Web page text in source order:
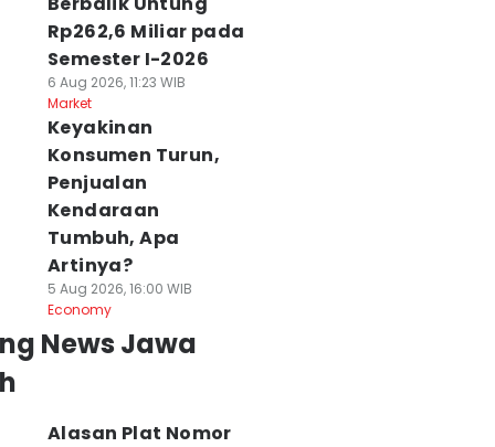
Rp262,6 Miliar pada
Semester I-2026
6 Aug 2026, 11:23 WIB
Market
Keyakinan
Konsumen Turun,
Penjualan
Kendaraan
Tumbuh, Apa
Artinya?
5 Aug 2026, 16:00 WIB
Economy
News Jawa
Alasan Plat Nomor